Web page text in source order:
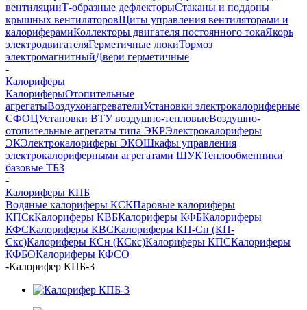
вентиляцииТ-образные дефлекторыСтаканы и поддоны
крышных вентиляторовЩиты управления вентиляторами и
калориферамиКоллекторы двигателя постоянного токаЯкорь
электродвигателяГерметичные люкиТормоз
электромагнитныйДвери герметичные
-
Калориферы
КалориферыОтопительные
агрегатыВоздухонагревателиУстановки электрокалориферные
СФОЦУстановки ВТУ воздушно-тепловыеВоздушно-
отопительные агрегаты типа ЭКРЭлектрокалориферы
ЭКЭлектрокалориферы ЭКОШкафы управления
электрокалориферными агрегатами ШУКТеплообменники
базовые ТБЗ
-
Калориферы КПБ
Водяные калориферы КСКПаровые калориферы
КПСкКалориферы КВБКалориферы КФБКалориферы
КФСКалориферы КВСКалориферы КП-Сн (КП-
Скс)Калориферы КСн (КСкс)Калориферы КПСКалориферы
КФБОКалориферы КФСО
-Калорифер КПБ-3